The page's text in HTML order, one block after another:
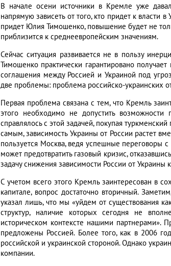
В начале осени источники в Кремле уже
напрямую зависеть от того, кто придет к власти
придет Юлия Тимошенко, повышение будет не
приблизится к среднеевропейским значениям.
Сейчас ситуация развивается не в пользу
Тимошенко практически гарантировано
соглашения между Россией и Украиной под
две проблемы: проблема российско-украинских
Первая проблема связана с тем, что Кремль
этого необходимо не допустить возможности
справлялось с этой задачей, покупая
самым, зависимость Украины от России растет
пользуется Москва, ведя успешные переговоры
может предотвратить газовый кризис,
задачу снижения зависимости России от Украины
С учетом всего этого Кремль заинтересован в
капитале, вопрос достаточно вторичный.
указал лишь, что мы «уйдем от существования
структур, наличие которых сегодня не
историческом контексте нашими партнерами».
предложены Россией. Более того, как в 2006
российской и украинской стороной. Однако
компании.